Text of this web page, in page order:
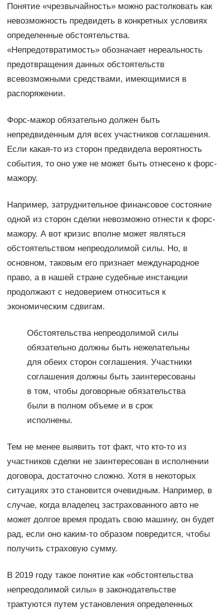
Понятие «чрезвычайность» можно растолковать как
невозможность предвидеть в конкретных условиях
определенные обстоятельства.
«Непредотвратимость» обозначает нереальность
предотвращения данных обстоятельств
всевозможными средствами, имеющимися в
распоряжении.
Форс-мажор обязательно должен быть
непредвиденным для всех участников соглашения.
Если какая-то из сторон предвидела вероятность
события, то оно уже не может быть отнесено к форс-
мажору.
Например, затруднительное финансовое состояние
одной из сторон сделки невозможно отнести к форс-
мажору. А вот кризис вполне может являться
обстоятельством непреодолимой силы. Но, в
основном, таковым его признает международное
право, а в нашей стране судебные инстанции
продолжают с недоверием относиться к
экономическим сдвигам.
Обстоятельства непреодолимой силы
обязательно должны быть нежелательны
для обеих сторон соглашения. Участники
соглашения должны быть заинтересованы
в том, чтобы договорные обязательства
были в полном объеме и в срок
исполнены.
Тем не менее выявить тот факт, что кто-то из
участников сделки не заинтересован в исполнении
договора, достаточно сложно. Хотя в некоторых
ситуациях это становится очевидным. Например, в
случае, когда владелец застрахованного авто не
может долгое время продать свою машину, он будет
рад, если оно каким-то образом повредится, чтобы
получить страховую сумму.
В 2019 году такое понятие как «обстоятельства
непреодолимой силы» в законодательстве
трактуются путем установления определенных